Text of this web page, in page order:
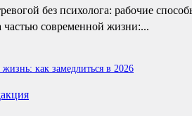
без психолога: рабочие
частью современной жизни:...